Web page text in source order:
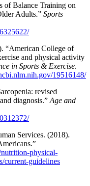
of Balance Training on
Adults.” Sports
“American College of
and physical activity
in Sports & Exercise.
19516148/
revised
diagnosis.” Age and
Services. (2018).
physical-
current-guidelines